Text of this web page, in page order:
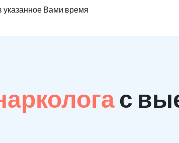
указанное Вами время
с